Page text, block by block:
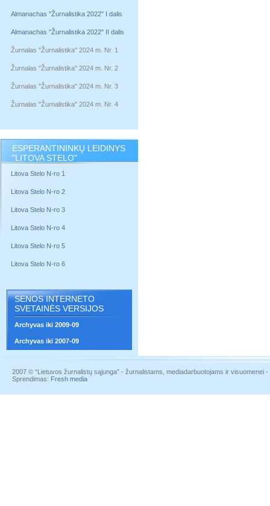
Almanachas "Žurnalistika 2022" I dalis
Almanachas "Žurnalistika 2022" II dalis
Žurnalas "Žurnalistika" 2024 m. Nr. 1
Žurnalas "Žurnalistika" 2024 m. Nr. 2
Žurnalas "Žurnalistika" 2024 m. Nr. 3
Žurnalas "Žurnalistika" 2024 m. Nr. 4
ESPERANTININKŲ LEIDINYS
"LITOVA STELO"
Litova Stelo N-ro 1
Litova Stelo N-ro 2
Litova Stelo N-ro 3
Litova Stelo N-ro 4
Litova Stelo N-ro 5
Litova Stelo N-ro 6
SENOS INTERNETO
SVETAINĖS VERSIJOS
Archyvas iki 2009-09
Archyvas iki 2007-09
2007 © “Lietuvos žurnalistų sąjunga” - žurnalistams, mediadarbuotojams ir visuomenei
Sprendimas: Fresh media